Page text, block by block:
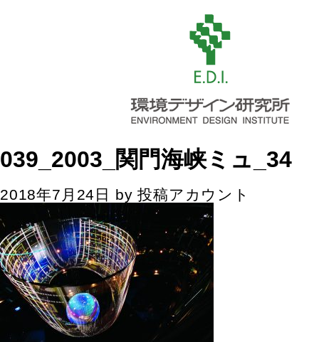
039_2003_関門海峡ミュ_34
2018年7月24日 by投稿アカウント